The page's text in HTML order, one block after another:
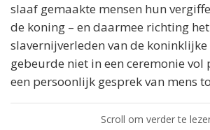
slaaf gemaakte mensen hun
de koning – en daarmee richting het
slavernijverleden van de
gebeurde niet in een ceremonie
een persoonlijk gesprek van mens
Scroll om verder te